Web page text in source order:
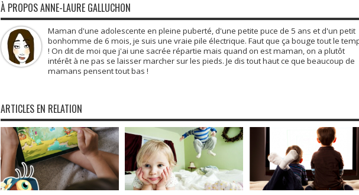
À PROPOS ANNE-LAURE GALLUCHON
Maman d'une adolescente en pleine puberté, d'une petite puce de 5 ans et d'un petit
bonhomme de 6 mois, je suis une vraie pile électrique. Faut que ça bouge tout le
! On dit de moi que j'ai une sacrée répartie mais quand on est maman, on a plutôt
intérêt à ne pas se laisser marcher sur les pieds. Je dis tout haut ce que beaucoup de
mamans pensent tout bas !
ARTICLES EN RELATION